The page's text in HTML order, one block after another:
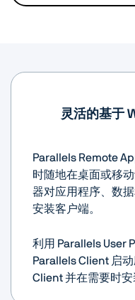
灵活的基于
Parallels Remote
时随地在桌面或移
器对应用程序、数
安装客户端。
利用 Parallels User
Parallels Client 启
Client 并在需要时安